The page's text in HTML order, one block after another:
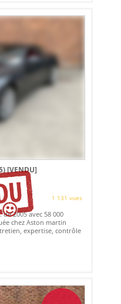
[VENDU]
1 131 vues
2005 avec 58 000
chez Aston martin
expertise, contrôle